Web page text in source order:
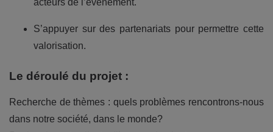
acteurs de l’événement.
S’appuyer sur des partenariats pour permettre cette
valorisation.
Le déroulé du projet :
Recherche de thèmes : quels problèmes rencontrons-nous
dans notre société, dans le monde?